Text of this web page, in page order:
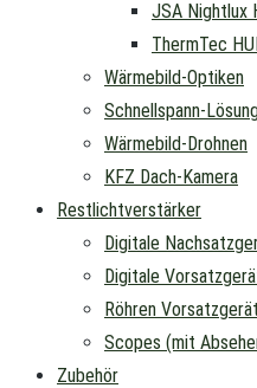
JSA Nightlux
ThermTec
Wärmebild-Optiken
Schnellspann-
Wärmebild-Drohnen
KFZ Dach-Kamera
Restlichtverstärker
Digitale
Digitale
Röhren
Scopes (mit
Zubehör